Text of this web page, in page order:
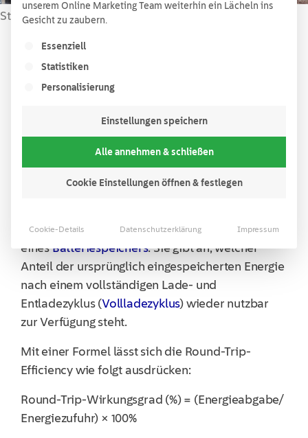
Startseite»Wissen
Lesezeit:
Inhaltsverzeichnis
Was bedeutet die Round-Trip-
Efficiency (RTE)?
Die Round-Trip-Efficiency (RTE) beschreibt den
Energiespeichersystems, beispielsweise
einesBatteriespeichers. Sie gibt an, welcher
Anteil der ursprünglich eingespeicherten Energie
nach einem vollständigen Lade- und
Entladezyklus (Vollladezyklus) wieder nutzbar
zur Verfügung steht.
Mit einer Formel lässt sich die Round-Trip-
Efficiency wie folgt ausdrücken:
Round-Trip-Wirkungsgrad (%) = (Energieabgabe/
Energiezufuhr) × 100%
unserem Online Marketing Team weiterhin ein Lächeln ins
Gesicht zu zaubern.
Es folgt eine Liste der Service-Gruppen, für die
Essenziell
Statistiken
Personalisierung
Einstellungen speichern
Alle annehmen & schließen
Cookie Einstellungen öffnen & festlegen
Cookie-Details Datenschutzerklärung Impressum